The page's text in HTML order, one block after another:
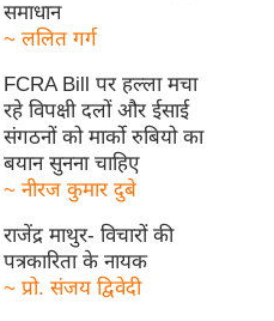
समाधान
~ ललित गर्ग
FCRA Bill पर हल्ला मचा
रहे विपक्षी दलों और ईसाई
संगठनों को मार्को रुबियो का
बयान सुनना चाहिए
~ नीरज कुमार दुबे
राजेंद्र माथुर- विचारों की
पत्रकारिता के नायक
~ प्रो. संजय द्विवेदी